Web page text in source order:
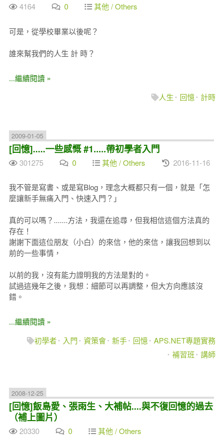
4164 0 其他 / Others
可是，從學校畢業以後呢？
誰來幫我們的人生 計 時？
...繼續閱讀 »
人生
回憶 計時
2009-01-05
[回憶].....一些感慨 #1.....帶初學者入門
301275 0 其他 / Others 2016-11-16
我不管是寫書、或是寫Blog，理念大概都只有一個，就是「怎
麼讓新手無痛入門、快速入門？」
真的可以嗎？.......方法，我還在追尋，但我相信這個方法真的
存在！
謝謝下面這位朋友（小白）的來信，他的來信，讓我回想到以
前的一些事情，
以前的我，沒有能力證明我的方法是對的。
試過這幾年之後，我想：細節可以再調整，但大方向應該沒
錯。
...繼續閱讀 »
初學者
入門 資策會 新手 回憶 APS.NET專題實務
補習班
講師
2008-12-25
[回憶]飯島愛、張雨生、大補帖....與不復回憶的過去
（補上圖片）
20330 0 其他 / Others